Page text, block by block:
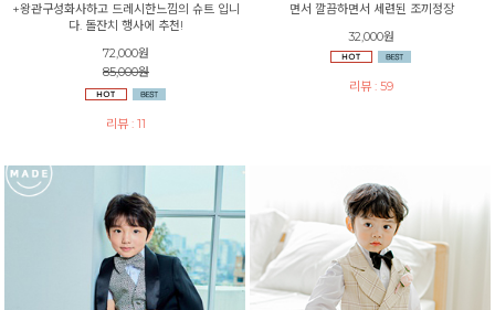
+왕관구성화사하고 드레시한느낌의 슈트 입니
다. 돌잔치 행사에 추천!
72,000원
85,000원
리뷰 : 11
면서 깔끔하면서 세련된 조끼정장
32,000원
리뷰 : 59